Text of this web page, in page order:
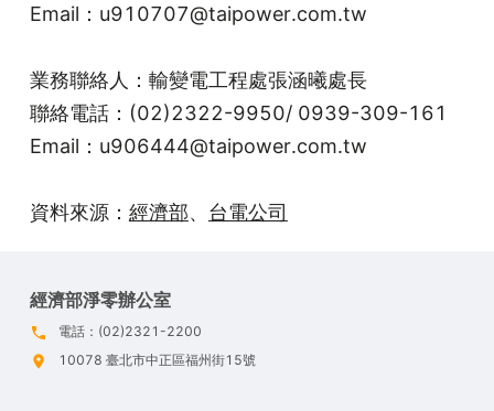
Email：u910707@taipower.com.tw
業務聯絡人：輸變電工程處張涵曦處長
聯絡電話：(02)2322-9950/ 0939-309-161
Email：u906444@taipower.com.tw
資料來源： 經濟部、 台電公司
經濟部淨零辦公室
電話：(02)2321-2200
10078 臺北市中正區福州街15號